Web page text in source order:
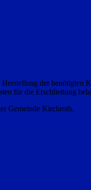
der benötigten
für die Erschließung
Gemeinde Kirchroth.